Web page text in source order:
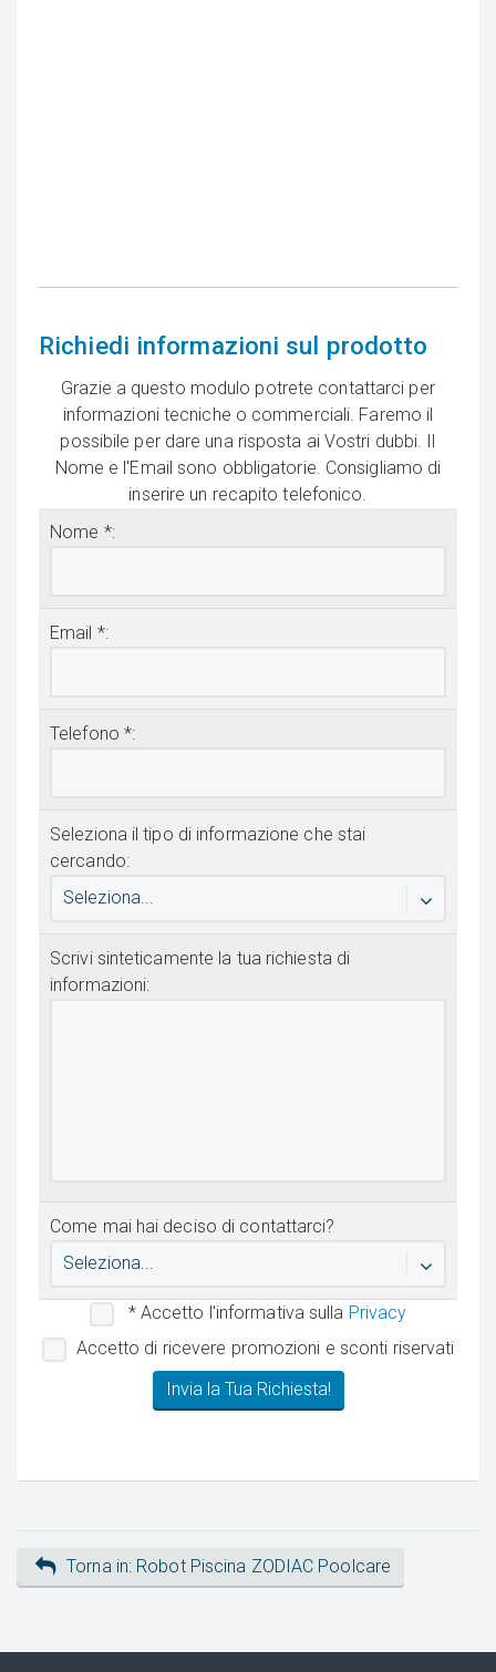
Richiedi informazioni sul prodotto
Grazie a questo modulo potrete contattarci per
informazioni tecniche o commerciali. Faremo il
possibile per dare una risposta ai Vostri dubbi. Il
Nome e l'Email sono obbligatorie. Consigliamo di
inserire un recapito telefonico.
Nome *:
Email *:
Telefono *:
Seleziona il tipo di informazione che stai
cercando:
Seleziona...
Scrivi sinteticamente la tua richiesta di
informazioni:
Come mai hai deciso di contattarci?
Seleziona...
* Accetto l'informativa sulla Privacy
Accetto di ricevere promozioni e sconti riservati
Torna in: Robot Piscina ZODIAC Poolcare